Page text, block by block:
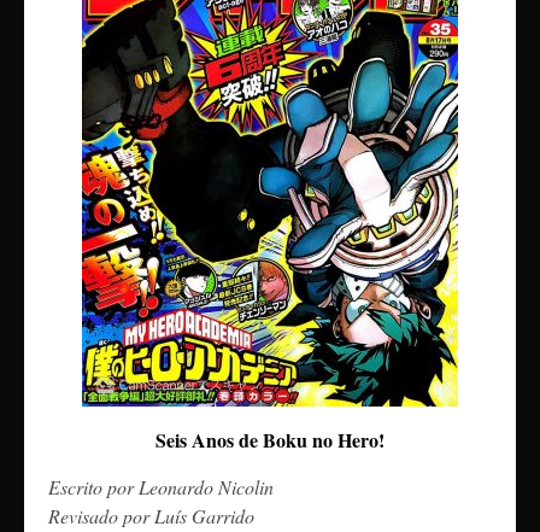
Seis Anos de Boku no Hero!
Escrito por Leonardo Nicolin
Revisado por Luís Garrido